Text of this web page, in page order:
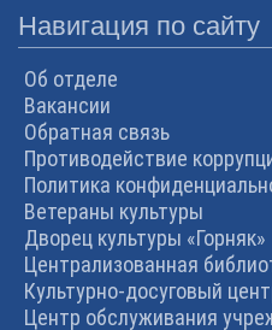
Навигация по сайту
Об отделе
Вакансии
Обратная связь
Противодействие
Политика
Ветераны культуры
Дворец культуры «Горняк»
Централизованная
Культурно-досуговый
Центр обслуживания